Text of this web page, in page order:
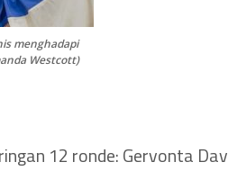
menghadapi
Westcott)
12 ronde: Gervonta